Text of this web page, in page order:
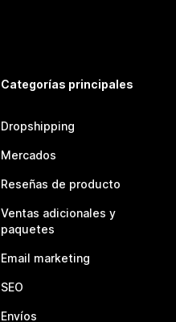
Categorías principales
Dropshipping
Mercados
Reseñas de producto
Ventas adicionales y
paquetes
Email marketing
SEO
Envíos